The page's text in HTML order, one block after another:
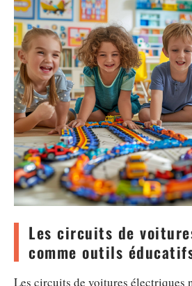
Les circuits de
comme outils
Les circuits de voitures électriques